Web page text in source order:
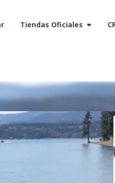
Tiendas Oficiales